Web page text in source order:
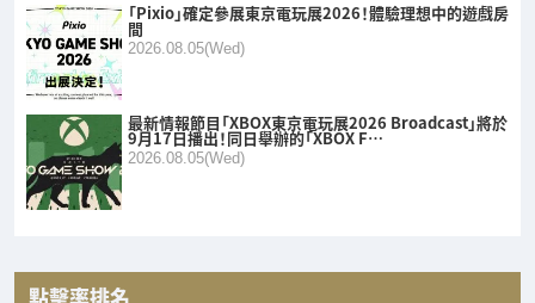
「Pixio」確定參展東京電玩展2026！體驗理想中的遊戲房
間
2026.08.05(Wed)
最新情報節目「XBOX東京電玩展2026 Broadcast」將於
9月17日播出！同日舉辦的「XBOX F…
2026.08.05(Wed)
點擊率排名